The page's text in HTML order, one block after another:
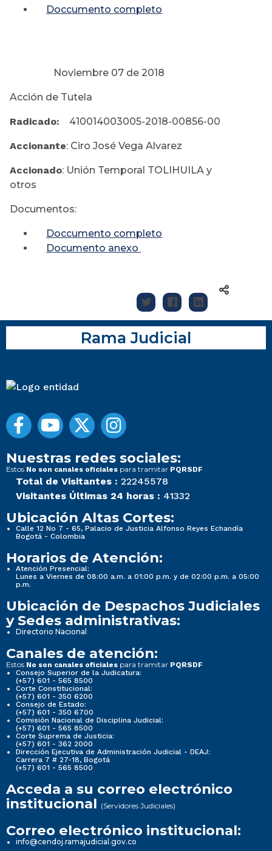
Doccumento completo
Noviembre 07 de 2018
Acción de Tutela
Radicado: 410014003005-2018-00856-00
Accionante: Ciro José Vega Alvarez
Accionado: Unión Temporal TOLIHUILA y
otros
Documentos:
Doccumento completo
Documento anexo
Rama Judicial
Nuestras redes sociales:
Estos No son canales oficiales para tramitar PQRSDF
Total de Visitantes : 22245578
Visitantes Últimas 24 horas : 41332
Ubicación Altas Cortes:
Calle 12 No 7 - 65, Palacio de Justicia Alfonso Reyes Echandía
Bogotá - Colombia
Horarios de Atención:
Atención Presencial:
Lunes a Viernes de 08:00 a.m. a 01:00 p.m. y de 02:00 p.m. a 05:00
p.m.
Ubicación de Despachos Judiciales
y Sedes administrativas:
Directorio Nacional
Canales de atención:
Estos No son canales oficiales para tramitar PQRSDF
Consejo Superior de la Judicatura:
(+57) 601 - 565 8500
Corte Constitucional:
(+57) 601 - 350 6200
Consejo de Estado:
(+57) 601 - 350 6700
Comisión Nacional de Disciplina Judicial:
(+57) 601 - 565 8500
Corte Suprema de Justicia:
(+57) 601 - 362 2000
Dirección Ejecutiva de Administración Judicial - DEAJ:
Carrera 7 # 27-18, Bogotá
(+57) 601 - 565 8500
Acceda a su correo electrónico
institucional (Servidores Judiciales)
Correo electrónico institucional:
info@cendoj.ramajudicial.gov.co